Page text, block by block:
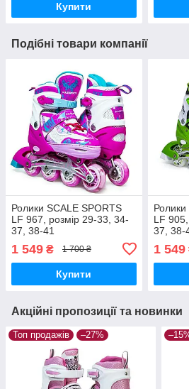
Купити
Подібні товари компанії
Ролики SCALE SPORTS
LF 967, розмір 29-33, 34-
37, 38-41
1 549 ₴ 1 700 ₴
Купити
LF
37, 38-
1 549
Акційні пропозиції та новинки
Топ продажів –27%